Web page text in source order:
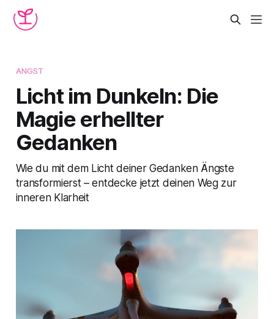
ANGST
Licht im Dunkeln: Die
Magie erhellter
Gedanken
Wie du mit dem Licht deiner Gedanken Ängste
transformierst – entdecke jetzt deinen Weg zur
inneren Klarheit